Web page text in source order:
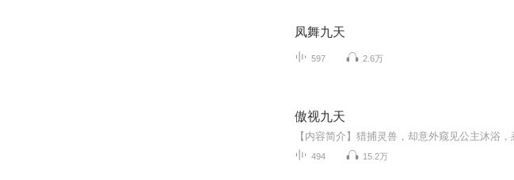
凤舞九天
597 2.6万
傲视九天
494 15.2万